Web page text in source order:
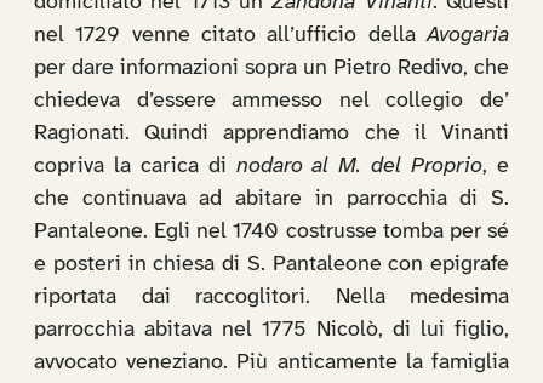
nel 1729 venne citato all’ufficio dellaAvogaria
per dare informazioni sopra un Pietro Redivo, che
chiedeva d’essere ammesso nel collegio de’
Ragionati. Quindi apprendiamo che il Vinanti
copriva la carica di nodaro al M. del Proprio, e
che continuava ad abitare in parrocchia di S.
Pantaleone. Egli nel 1740 costrusse tomba per sé
e posteri in chiesa di S. Pantaleone con epigrafe
riportata dai raccoglitori. Nella medesima
parrocchia abitava nel 1775 Nicolò, di lui figlio,
avvocato veneziano. Più anticamente la famiglia